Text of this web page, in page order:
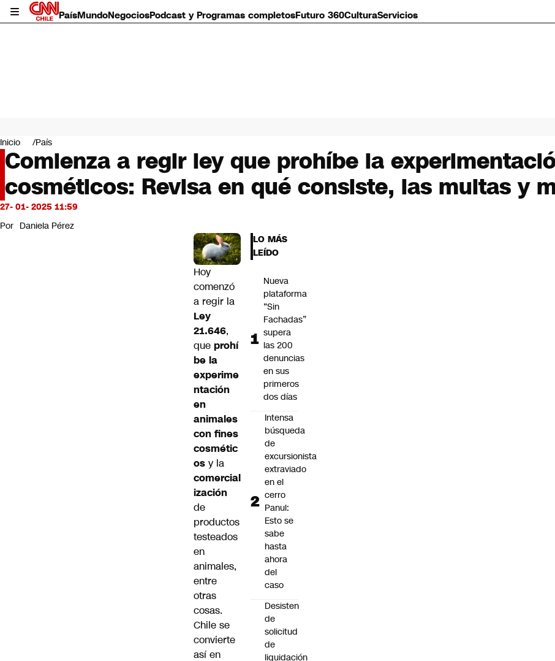
PaísMundoNegociosPodcast y Programas completosFuturo 360CulturaServicios
Mundo
Negocios
Deportes
Programas completos
Cultura
Servicios
Bits
CNN Data
Inicio País
Comienza a regir ley que prohíbe la
cosméticos: Revisa en qué consiste, las multas y
27- 01- 2025 11:59
Por Daniela Pérez
Hoy
comenzó
a regir la
Ley
21.646,
que prohí
be la
experime
ntación
en
animales
con fines
cosmétic
os y la
comercial
ización
de
productos
testeados
en
animales,
entre
otras
cosas.
Chile se
convierte
así en
LO MÁS
LEÍDO
Nueva
plataforma
“Sin
Fachadas”
supera
las 200
denuncias
en sus
primeros
dos días
Intensa
búsqueda
de
excursionista
extraviado
en el
cerro
Panul:
Esto se
sabe
hasta
ahora
del
caso
Desisten
de
solicitud
de
liquidación